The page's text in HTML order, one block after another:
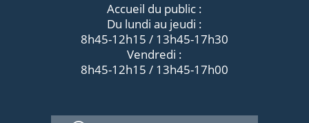
Accueil du public :
Du lundi au jeudi :
8h45-12h15 / 13h45-17h30
Vendredi :
8h45-12h15 / 13h45-17h00